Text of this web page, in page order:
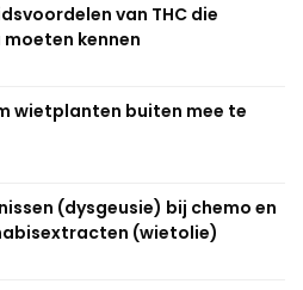
van THC die
kennen
wietplanten buiten mee te
(dysgeusie) bij chemo en
(wietolie)